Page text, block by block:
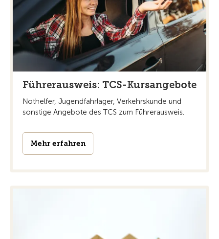
Führerausweis: TCS-Kursangebote
Nothelfer, Jugendfahrlager, Verkehrskunde und
sonstige Angebote des TCS zum Führerausweis.
Mehr erfahren